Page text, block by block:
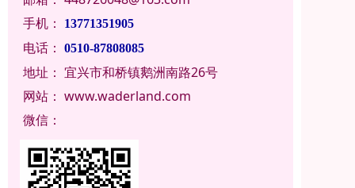
手机：
13771351905
电话： 0510-87808085
地址： 宜兴市和桥镇鹅洲南路26号
网站： www.waderland.com
微信：